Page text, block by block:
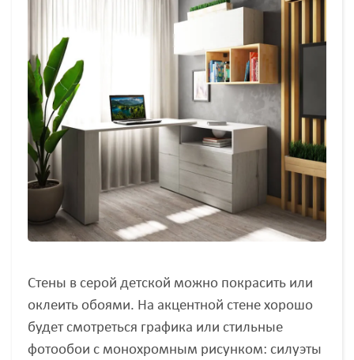
Стены в серой детской можно покрасить или
оклеить обоями. На акцентной стене хорошо
будет смотреться графика или стильные
фотообои с монохромным рисунком: силуэты